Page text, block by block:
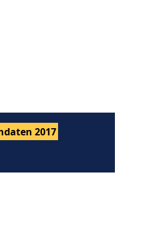
2017